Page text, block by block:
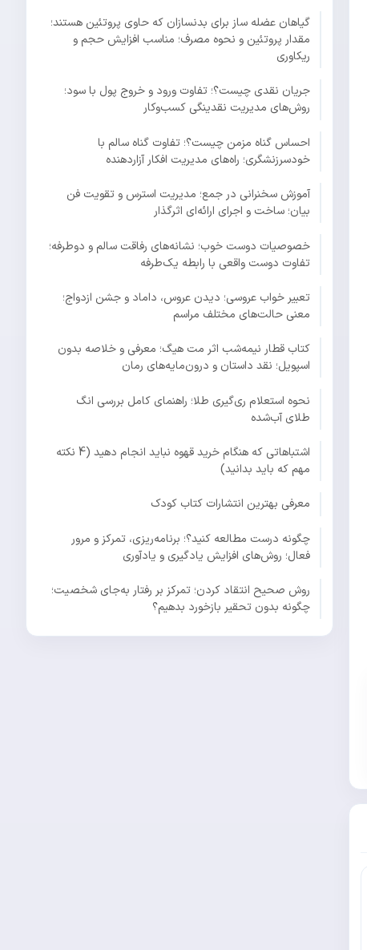
گیاهان عضله ساز برای بدنسازان که حاوی پروتئین هستند؛
مقدار پروتئین و نحوه مصرف؛ مناسب افزایش حجم و
ریکاوری
جریان نقدی چیست؟؛ تفاوت ورود و خروج پول با سود؛
روش‌های مدیریت نقدینگی کسب‌وکار
احساس گناه مزمن چیست؟؛ تفاوت گناه سالم با
خودسرزنشگری؛ راه‌های مدیریت افکار آزاردهنده
آموزش سخنرانی در جمع؛ مدیریت استرس و تقویت فن
بیان؛ ساخت و اجرای ارائه‌ای اثرگذار
خصوصیات دوست خوب؛ نشانه‌های رفاقت سالم و دوطرفه؛
تفاوت دوست واقعی با رابطه یک‌طرفه
تعبیر خواب عروسی؛ دیدن عروس، داماد و جشن ازدواج؛
معنی حالت‌های مختلف مراسم
کتاب قطار نیمه‌شب اثر مت هیگ؛ معرفی و خلاصه بدون
اسپویل؛ نقد داستان و درون‌مایه‌های رمان
نحوه استعلام ری‌گیری طلا؛ راهنمای کامل بررسی انگ
طلای آب‌شده
اشتباهاتی که هنگام خرید قهوه نباید انجام دهید (4 نکته
مهم که باید بدانید)
معرفی بهترین انتشارات کتاب کودک
چگونه درست مطالعه کنید؟؛ برنامه‌ریزی، تمرکز و مرور
فعال؛ روش‌های افزایش یادگیری و یادآوری
روش صحیح انتقاد کردن؛ تمرکز بر رفتار به‌جای شخصیت؛
چگونه بدون تحقیر بازخورد بدهیم؟